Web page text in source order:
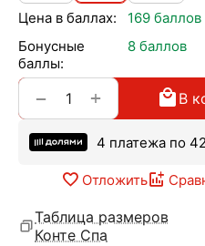
Цена в баллах:
169 баллов
Бонусные
баллы:
8 баллов
+
− В
4 платежа по 42
Отложить
Таблица размеров
Конте Спа